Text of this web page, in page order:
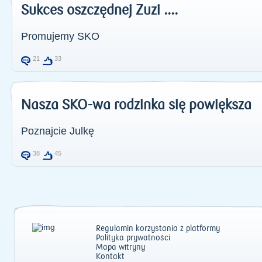
Sukces oszczędnej Zuzi ....
Promujemy SKO
21 33
Nasza SKO-wa rodzinka się powiększa
Poznajcie Julkę
38 45
Regulamin korzystania z platformy
Polityka prywatności
Mapa witryny
Kontakt